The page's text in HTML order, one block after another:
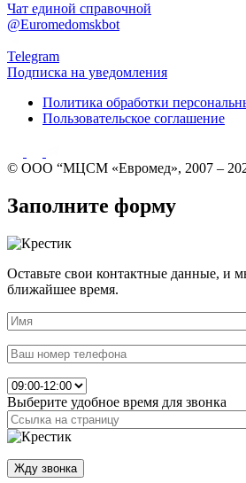
Чат единой справочной
@Euromedomskbot
Telegram
Подписка на уведомления
Политика обработки
Пользовательское соглашение
© ООО “МЦСМ «Евромед», 2007 –
Заполните форму
Оставьте свои контактные данные, и
ближайшее время.
Выберите удобное время для звонка